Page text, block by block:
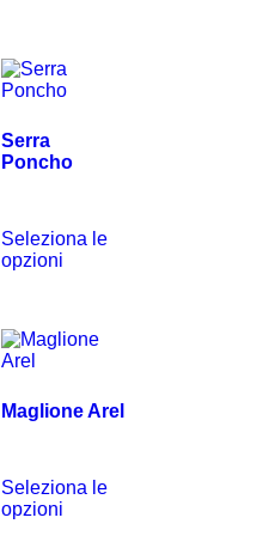
Serra
Poncho
Seleziona le
opzioni
Maglione Arel
Seleziona le
opzioni